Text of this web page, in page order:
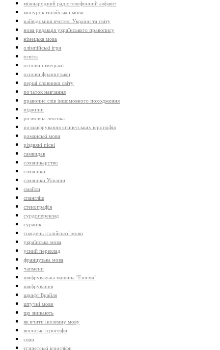
міжнародний радіотелефонний алфавіт
мініурок італійської мови
найвідоміші вчителі України та світу
нова редакція українського правопису
німецька мова
олімпійські ігри
освіта
основи німецької
основи французької
перші словники світу
початок навчання
правопис слів іншомовного походження
піджини
розмовна лексика
розшифрування єгипетських ієрогліфів
романські мови
різдвяні пісні
самвидав
словникарство
словники
словники України
смайли
спангліш
стенографія
сурдопереклад
суржик
тиждень італійської мови
українська мова
усний переклад
французька мова
чапмени
шифрувальна машина "Енігма"
шифрування
шрифт Брайля
штучні мови
що зникають
як вчити іноземну мову
японські ієрогліфи
євро
єгипетські ієрогліфи